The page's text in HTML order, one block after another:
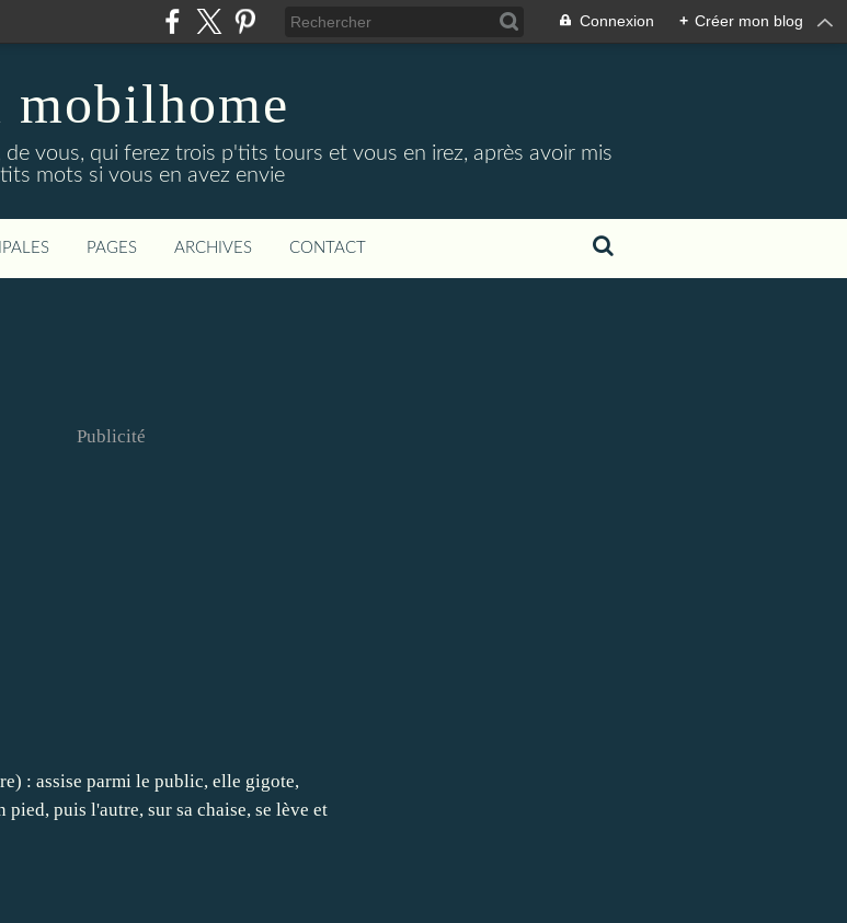
Connexion + Créer mon blog
mobilhome
vous, qui ferez trois p'tits tours et vous en irez, après avoir mis
mots si vous en avez envie
PAGES ARCHIVES CONTACT
Publicité
: assise parmi le public, elle gigote,
puis l'autre, sur sa chaise, se lève et